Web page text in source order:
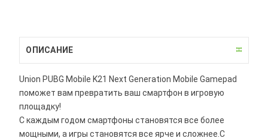
ОПИСАНИЕ
Union PUBG Mobile K21 Next Generation Mobile Gamepad
поможет вам превратить ваш смартфон в игровую
площадку!
С каждым годом смартфоны становятся все более
мощными, а игры становятся все ярче и сложнее.С